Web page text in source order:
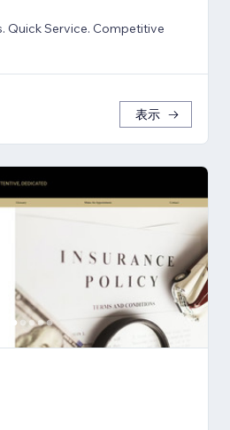
Quick Service. Competitive
表示